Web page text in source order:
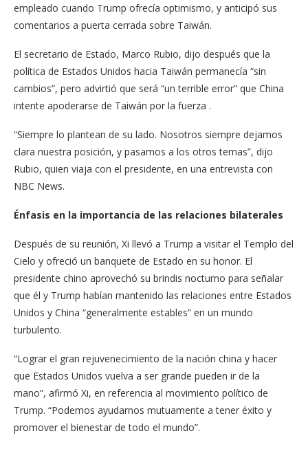
empleado cuando Trump ofrecía optimismo, y anticipó sus
comentarios a puerta cerrada sobre Taiwán.
El secretario de Estado, Marco Rubio, dijo después que la
política de Estados Unidos hacia Taiwán permanecía “sin
cambios”, pero advirtió que será “un terrible error” que China
intente apoderarse de Taiwán por la fuerza .
“Siempre lo plantean de su lado. Nosotros siempre dejamos
clara nuestra posición, y pasamos a los otros temas”, dijo
Rubio, quien viaja con el presidente, en una entrevista con
NBC News.
Énfasis en la importancia de las relaciones bilaterales
Después de su reunión, Xi llevó a Trump a visitar el Templo del
Cielo y ofreció un banquete de Estado en su honor. El
presidente chino aprovechó su brindis nocturno para señalar
que él y Trump habían mantenido las relaciones entre Estados
Unidos y China “generalmente estables” en un mundo
turbulento.
“Lograr el gran rejuvenecimiento de la nación china y hacer
que Estados Unidos vuelva a ser grande pueden ir de la
mano”, afirmó Xi, en referencia al movimiento político de
Trump. “Podemos ayudarnos mutuamente a tener éxito y
promover el bienestar de todo el mundo”.